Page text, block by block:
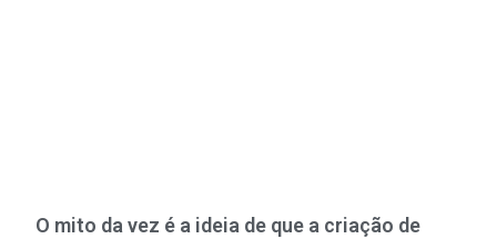
O mito da vez é a ideia de que a criação de